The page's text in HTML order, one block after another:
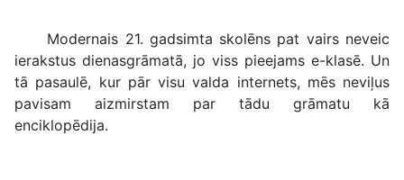
Modernais 21. gadsimta skolēns pat vairs neveic
ierakstus dienasgrāmatā, jo viss pieejams e-klasē. Un
tā pasaulē, kur pār visu valda internets, mēs neviļus
pavisam aizmirstam par tādu grāmatu kā
enciklopēdija.